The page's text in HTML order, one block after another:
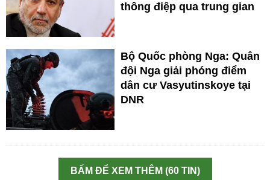
thông điệp qua trung gian
Bộ Quốc phòng Nga: Quân
đội Nga giải phóng điểm
dân cư Vasyutinskoye tại
DNR
BẤM ĐỂ XEM THÊM (60 TIN)